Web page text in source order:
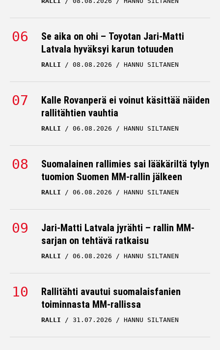
Se aika on ohi – Toyotan Jari-Matti
Latvala hyväksyi karun totuuden
RALLI 08.08.2026 HANNU SILTANEN
Kalle Rovanperä ei voinut käsittää näiden
rallitähtien vauhtia
RALLI 06.08.2026 HANNU SILTANEN
Suomalainen rallimies sai lääkäriltä tylyn
tuomion Suomen MM-rallin jälkeen
RALLI 06.08.2026 HANNU SILTANEN
Jari-Matti Latvala jyrähti – rallin MM-
sarjan on tehtävä ratkaisu
RALLI 06.08.2026 HANNU SILTANEN
Rallitähti avautui suomalaisfanien
toiminnasta MM-rallissa
RALLI 31.07.2026 HANNU SILTANEN